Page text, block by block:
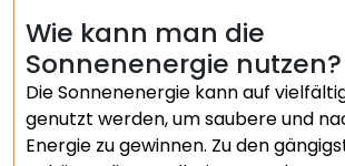
Wie kann man die
Sonnenenergie nutzen?
Die Sonnenenergie kann auf
genutzt werden, um saubere und
Energie zu gewinnen. Zu den